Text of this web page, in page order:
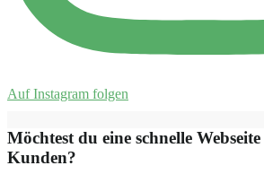
Auf Instagram folgen
Möchtest du eine schnelle
Kunden?